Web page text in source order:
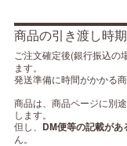
商品の引き渡し時期
ご注文確定後(銀行振込の
ます。
発送準備に時間がかかる
商品は、商品ページに別
します。
但し、 DM便等の記載があ
ん。